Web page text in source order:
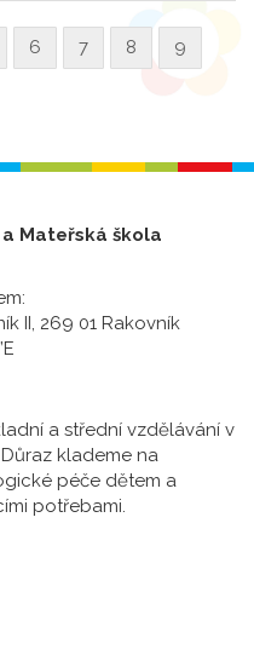
6 7 8 9
Mateřská škola
II, 269 01 Rakovník
a střední vzdělávání v
klademe na
péče dětem a
potřebami.